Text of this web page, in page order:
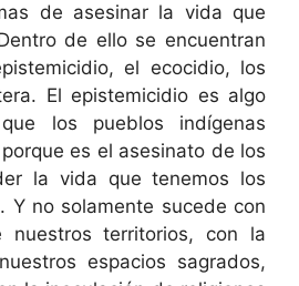
de asesinar la vida que
de ello se encuentran
el ecocidio, los
El epistemicidio es algo
los pueblos indígenas
es el asesinato de los
la vida que tenemos los
Y no solamente sucede con
nuestros territorios, con la
espacios sagrados,